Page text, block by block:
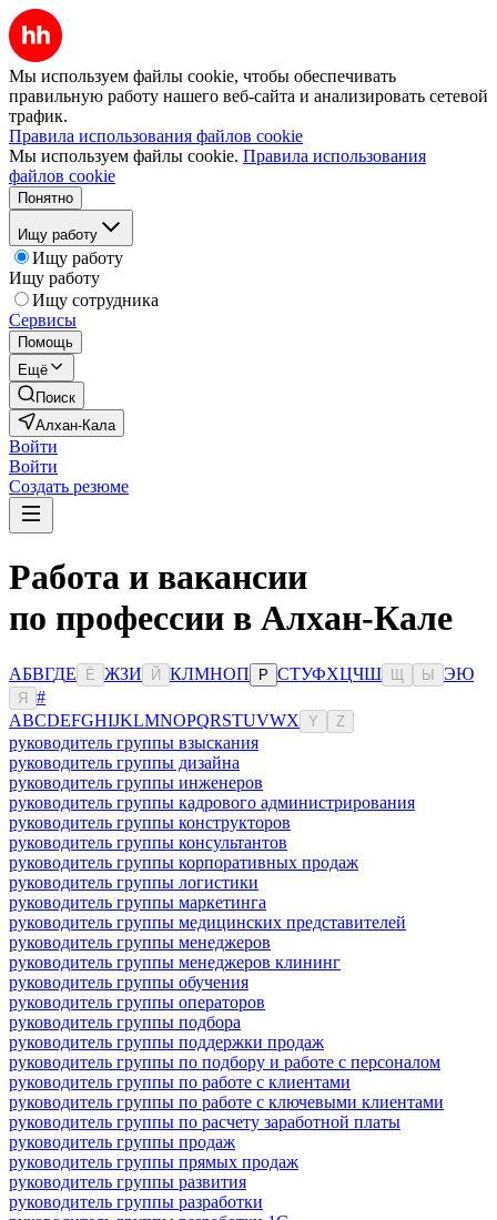
Мы используем файлы cookie, чтобы обеспечивать
правильную работу нашего веб-сайта и анализировать сетевой
трафик.
Правила использования файлов cookie
Мы используем файлы cookie. Правила использования
файлов cookie
Понятно
Ищу работу
Ищу работу
Ищу работу
Ищу сотрудника
Сервисы
Помощь
Ещё
Поиск
Алхан-Кала
Войти
Войти
Создать резюме
Работа и вакансии
по профессии в Алхан-Кале
АБВГДЕ Ё ЖЗИ Й КЛМНОП Р СТУФХЦЧШ Ы ЭЮ
Я
#
ABCDEFGHIJKLMNOPQRSTUVWX Y Z
руководитель группы взыскания
руководитель группы дизайна
руководитель группы инженеров
руководитель группы кадрового администрирования
руководитель группы конструкторов
руководитель группы консультантов
руководитель группы корпоративных продаж
руководитель группы логистики
руководитель группы маркетинга
руководитель группы медицинских представителей
руководитель группы менеджеров
руководитель группы менеджеров клининг
руководитель группы обучения
руководитель группы операторов
руководитель группы подбора
руководитель группы поддержки продаж
руководитель группы по подбору и работе с персоналом
руководитель группы по работе с клиентами
руководитель группы по работе с ключевыми клиентами
руководитель группы по расчету заработной платы
руководитель группы продаж
руководитель группы прямых продаж
руководитель группы развития
руководитель группы разработки